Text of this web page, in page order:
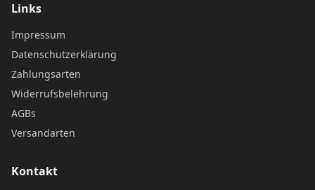
Links
Impressum
Datenschutzerklärung
Zahlungsarten
Widerrufsbelehrung
AGBs
Versandarten
Kontakt